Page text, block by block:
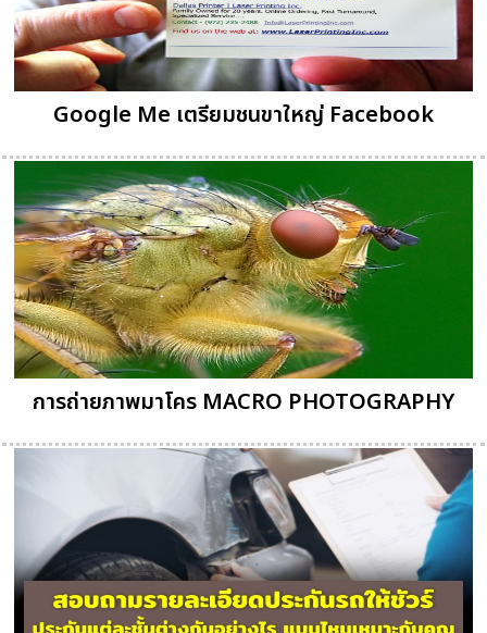
Google Me เตรียมชนขาใหญ่ Facebook
การถ่ายภาพมาโคร MACRO PHOTOGRAPHY